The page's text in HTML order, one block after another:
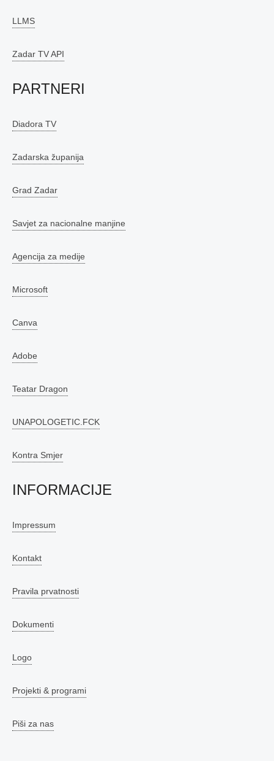
LLMS
Zadar TV API
PARTNERI
Diadora TV
Zadarska županija
Grad Zadar
Savjet za nacionalne manjine
Agencija za medije
Microsoft
Canva
Adobe
Teatar Dragon
UNAPOLOGETIC.FCK
Kontra Smjer
INFORMACIJE
Impressum
Kontakt
Pravila prvatnosti
Dokumenti
Logo
Projekti & programi
Piši za nas